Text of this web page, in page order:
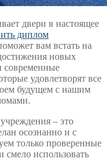
двери в настоящее
диплом
вам встать на
новых
современные
удовлетворят все
будущем с нашим
– это
осознанно и с
только проверенные
смело использовать